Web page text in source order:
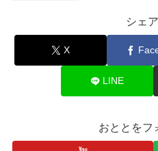
シェ
X
LINE
おととをフ